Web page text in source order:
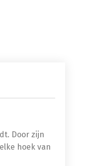
Door zijn
hoek van